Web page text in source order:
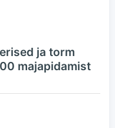
ja torm
majapidamist